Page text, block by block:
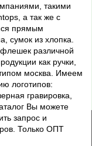
такими
а так же с
прямым
сумок из хлопка.
различной
как ручки,
москва. Имеем
логотипов:
гравировка,
Вы можете
запрос и
Только ОПТ